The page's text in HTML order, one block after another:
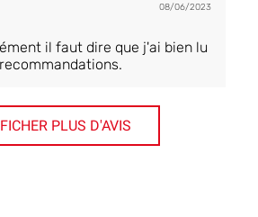
08/06/2023
il faut dire que j'ai bien lu
PLUS D'AVIS